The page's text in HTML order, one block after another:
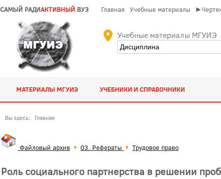
САМЫЙ РАДИАКТИВНЫЙ ВУЗ Главная Учебные материалы
Учебные материалы МГУИЭ
МАТЕРИАЛЫ МГУИЭ УЧЕБНИКИ И СПРАВОЧНИКИ
Вы здесь: Главная
Файловый архив 03. Рефераты Трудовое право
Роль социального партнерства в решении